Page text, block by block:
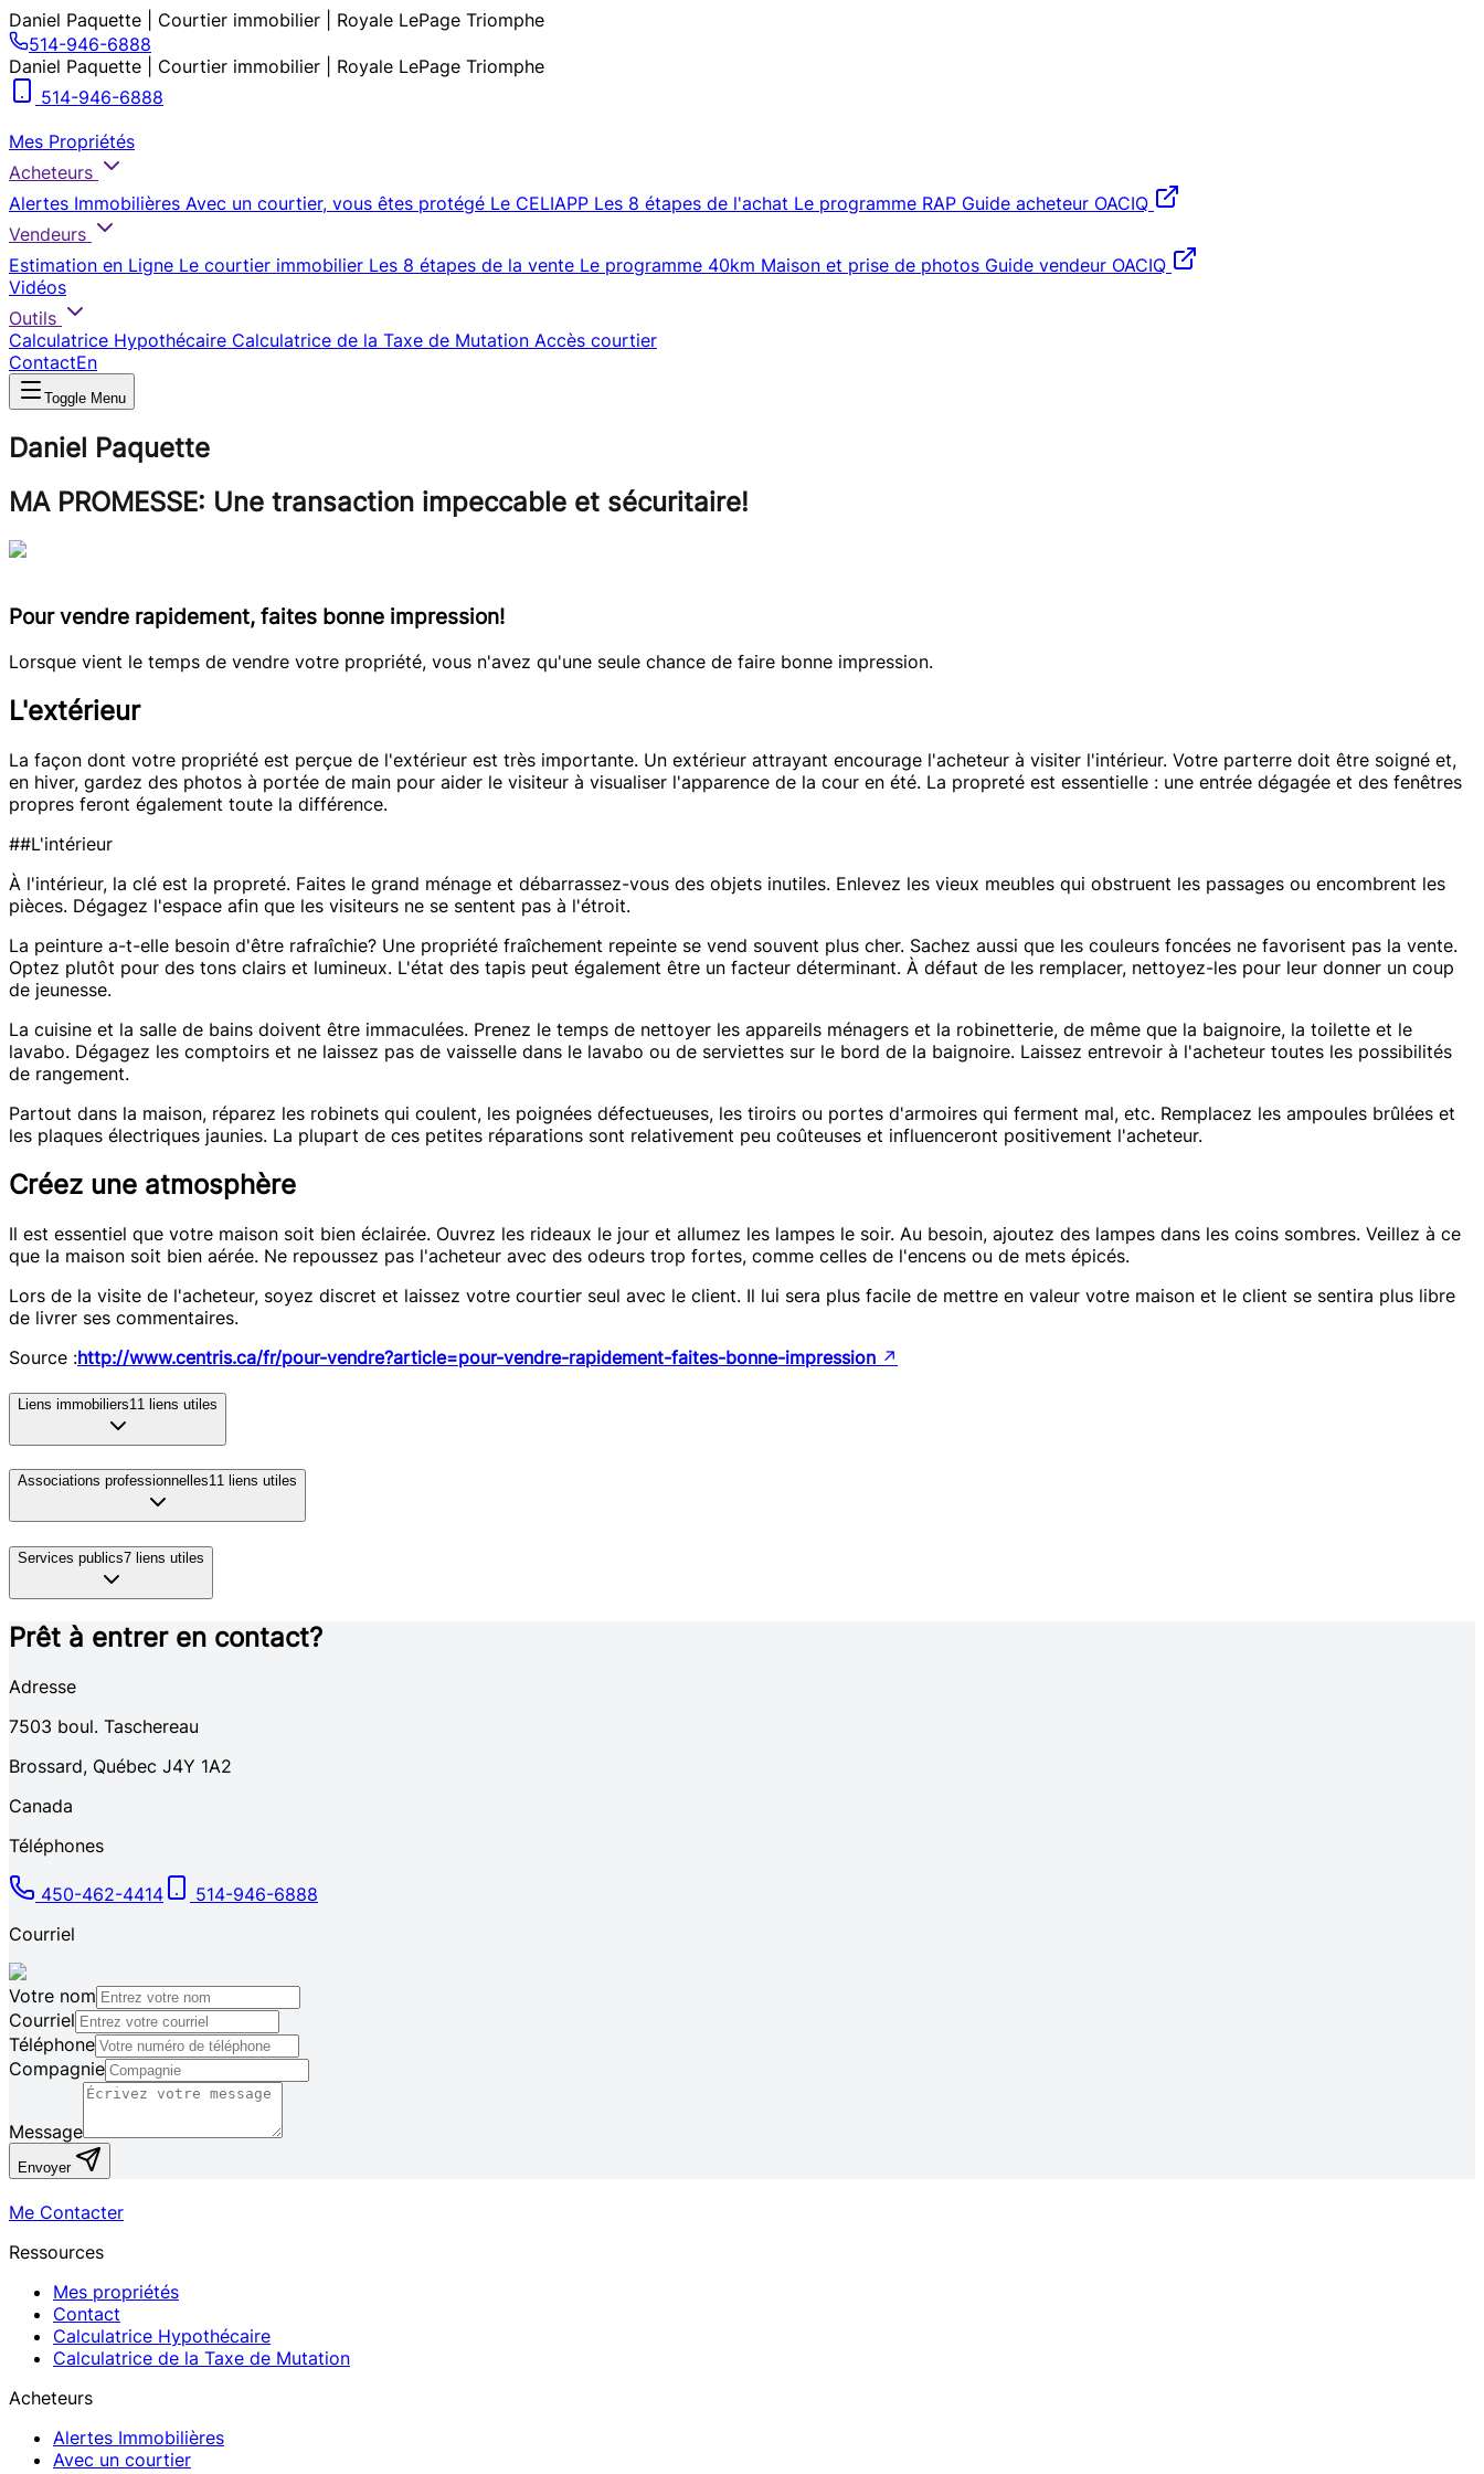
Daniel Paquette | Courtier immobilier | Royale LePage Triomphe
514-946-6888
Daniel Paquette | Courtier immobilier | Royale LePage Triomphe
514-946-6888
Mes Propriétés
Acheteurs
Alertes Immobilières Avec un courtier, vous êtes protégé Le CELIAPP Les 8 étapes de l'achat Le programme RAP Guide acheteur OACIQ
Vendeurs
Estimation en Ligne Le courtier immobilier Les 8 étapes de la vente Le programme 40km Maison et prise de photos Guide vendeur OACIQ
Vidéos
Outils
Calculatrice Hypothécaire Calculatrice de la Taxe de Mutation Accès courtier
ContactEn
Toggle Menu
Daniel Paquette
MA PROMESSE: Une transaction impeccable et sécuritaire!
Pour vendre rapidement, faites bonne impression!
Lorsque vient le temps de vendre votre propriété, vous n'avez qu'une seule chance de faire bonne impression.
L'extérieur
La façon dont votre propriété est perçue de l'extérieur est très importante. Un extérieur attrayant encourage l'acheteur à visiter l'intérieur. Votre parterre doit être soigné et,
en hiver, gardez des photos à portée de main pour aider le visiteur à visualiser l'apparence de la cour en été. La propreté est essentielle : une entrée dégagée et des fenêtres
propres feront également toute la différence.
##L'intérieur
À l'intérieur, la clé est la propreté. Faites le grand ménage et débarrassez-vous des objets inutiles. Enlevez les vieux meubles qui obstruent les passages ou encombrent les
pièces. Dégagez l'espace afin que les visiteurs ne se sentent pas à l'étroit.
La peinture a-t-elle besoin d'être rafraîchie? Une propriété fraîchement repeinte se vend souvent plus cher. Sachez aussi que les couleurs foncées ne favorisent pas la vente.
Optez plutôt pour des tons clairs et lumineux. L'état des tapis peut également être un facteur déterminant. À défaut de les remplacer, nettoyez-les pour leur donner un coup
de jeunesse.
La cuisine et la salle de bains doivent être immaculées. Prenez le temps de nettoyer les appareils ménagers et la robinetterie, de même que la baignoire, la toilette et le
lavabo. Dégagez les comptoirs et ne laissez pas de vaisselle dans le lavabo ou de serviettes sur le bord de la baignoire. Laissez entrevoir à l'acheteur toutes les possibilités
de rangement.
Partout dans la maison, réparez les robinets qui coulent, les poignées défectueuses, les tiroirs ou portes d'armoires qui ferment mal, etc. Remplacez les ampoules brûlées et
les plaques électriques jaunies. La plupart de ces petites réparations sont relativement peu coûteuses et influenceront positivement l'acheteur.
Créez une atmosphère
Il est essentiel que votre maison soit bien éclairée. Ouvrez les rideaux le jour et allumez les lampes le soir. Au besoin, ajoutez des lampes dans les coins sombres. Veillez à ce
que la maison soit bien aérée. Ne repoussez pas l'acheteur avec des odeurs trop fortes, comme celles de l'encens ou de mets épicés.
Lors de la visite de l'acheteur, soyez discret et laissez votre courtier seul avec le client. Il lui sera plus facile de mettre en valeur votre maison et le client se sentira plus libre
de livrer ses commentaires.
Source :http://www.centris.ca/fr/pour-vendre?article=pour-vendre-rapidement-faites-bonne-impression ↗
Liens immobiliers11 liens utiles
Associations professionnelles11 liens utiles
Services publics7 liens utiles
Prêt à entrer en contact?
Adresse
7503 boul. Taschereau
Brossard, Québec J4Y 1A2
Canada
Téléphones
450-462-4414
514-946-6888
Courriel
Votre nom
Courriel
Téléphone
Compagnie
Message
Envoyer
Me Contacter
Ressources
Mes propriétés
Contact
Calculatrice Hypothécaire
Calculatrice de la Taxe de Mutation
Acheteurs
Alertes Immobilières
Avec un courtier